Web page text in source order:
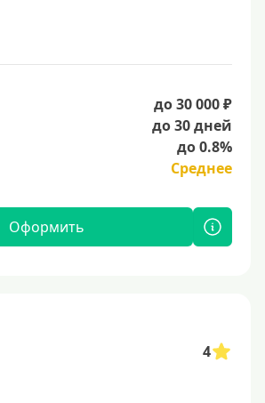
до 30 000 ₽
до 30 дней
до 0.8%
Среднее
Оформить
4